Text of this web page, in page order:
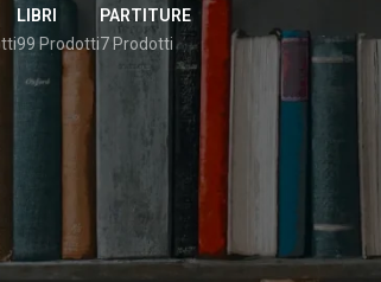
LIBRI
99 Prodotti
PARTITURE
7 Prodotti